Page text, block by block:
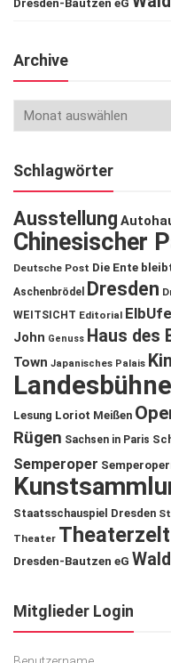
Dresden-Bautzen eG
Archive
Schlagwörter
Ausstellung
Chinesischer
Deutsche Post Die Ente
Aschenbrödel
Dresden
WEITSICHT Editorial
John Genuss Haus des
Town Japanisches Palais
Lesung Loriot Meißen
Rügen Sachsen in Paris
Semperoper
Staatsschauspiel Dresden
Theater
Dresden-Bautzen eG
Mitglieder Login